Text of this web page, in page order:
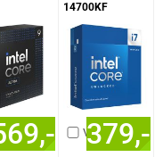
14700KF
processor
Vergelijk
379,-